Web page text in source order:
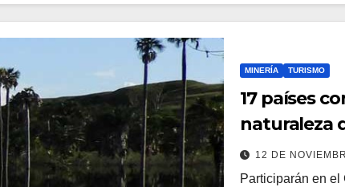
MINERÍA TURISMO
17 países
naturaleza
12 DE
Participarán en el